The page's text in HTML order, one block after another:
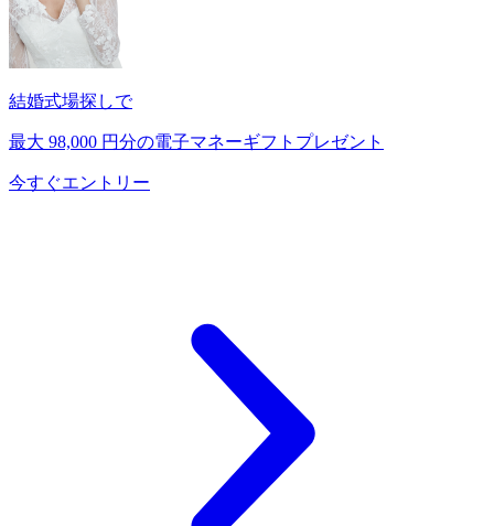
結婚式場探しで
最大 98,000 円分の電子マネーギフトプレゼント
今すぐエントリー